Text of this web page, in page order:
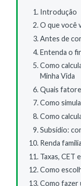
Introdução
O que você
Antes de
Entenda o
Como
Minha Vida
Quais
Como
Como
Subsídio:
Renda
Taxas, CET
Como
Como fazer